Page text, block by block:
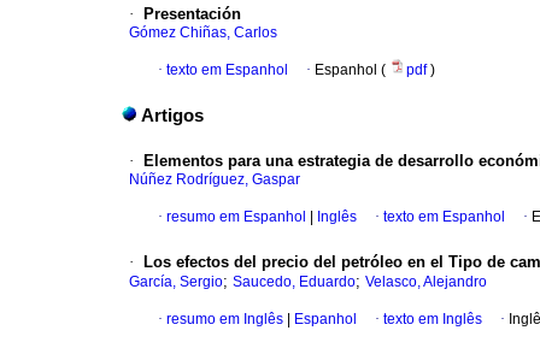
· Presentación
Gómez Chiñas, Carlos
· texto em Espanhol · Espanhol ( pdf)
Artigos
· Elementos para una estrategia de desarrollo
Núñez Rodríguez, Gaspar
· resumo em Espanhol Inglês · texto em Espanhol ·
· Los efectos del precio del petróleo en el Tipo de
García, Sergio; Saucedo, Eduardo; Velasco, Alejandro
· resumo em Inglês Espanhol · texto em Inglês ·